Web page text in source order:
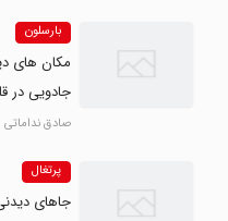
بارسلون
مکان های
جادویی در
صادق نداماتی
پرتغال
جاهای